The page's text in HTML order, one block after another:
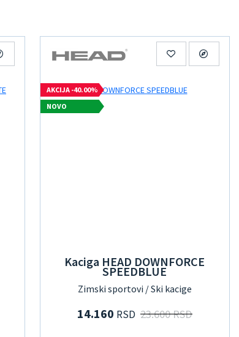
AKCIJA -40.00%
NOVO
Kaciga HEAD DOWNFORCE
SPEEDBLUE
Zimski sportovi / Ski kacige
14.160 RSD 23.600 RSD